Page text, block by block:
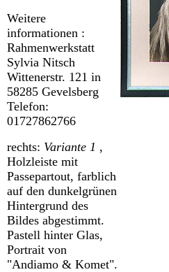
Weitere
informationen :
Rahmenwerkstatt
Sylvia Nitsch
Wittenerstr. 121 in
58285 Gevelsberg
Telefon:
01727862766
rechts: Variante 1 ,
Holzleiste mit
Passepartout, farblich
auf den dunkelgrünen
Hintergrund des
Bildes abgestimmt.
Pastell hinter Glas,
Portrait von
"Andiamo & Komet".